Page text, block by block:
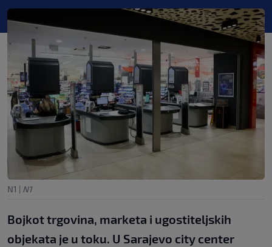
N1 | N1
Bojkot trgovina, marketa i ugostiteljskih
objekata je u toku. U Sarajevo city center